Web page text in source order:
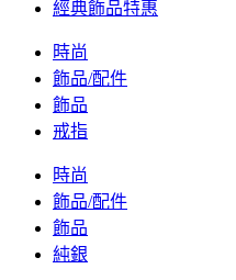
經典飾品特惠
時尚
飾品/配件
飾品
戒指
時尚
飾品/配件
飾品
純銀